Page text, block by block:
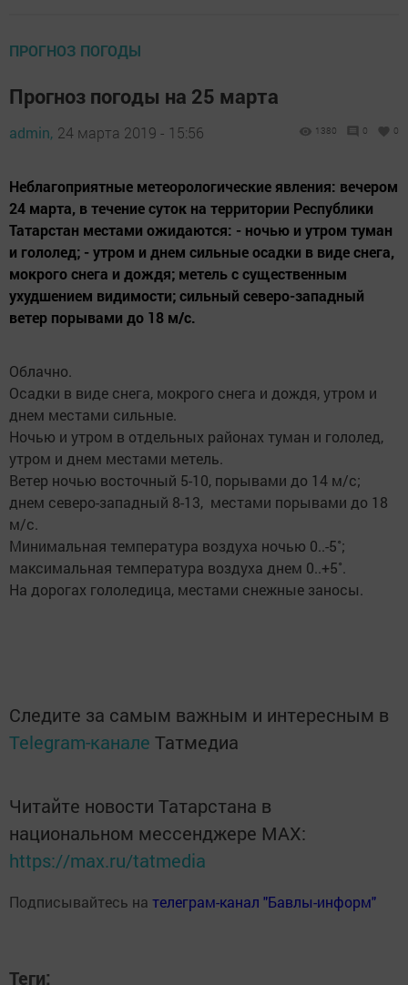
ПРОГНОЗ ПОГОДЫ
Прогноз погоды на 25 марта
admin, 24 марта 2019 - 15:56 1380 0 0
Неблагоприятные метеорологические явления: вечером
24 марта, в течение суток на территории Республики
Татарстан местами ожидаются: - ночью и утром туман
и гололед; - утром и днем сильные осадки в виде снега,
мокрого снега и дождя; метель с существенным
ухудшением видимости; сильный северо-западный
ветер порывами до 18 м/с.
Облачно.
Осадки в виде снега, мокрого снега и дождя, утром и
днем местами сильные.
Ночью и утром в отдельных районах туман и гололед,
утром и днем местами метель.
Ветер ночью восточный 5-10, порывами до 14 м/с;
днем северо-западный 8-13, местами порывами до 18
м/с.
Минимальная температура воздуха ночью 0..-5˚;
максимальная температура воздуха днем 0..+5˚.
На дорогах гололедица, местами снежные заносы.
Следите за самым важным и интересным в
Telegram-канале Татмедиа
Читайте новости Татарстана в
национальном мессенджере MАХ:
https://max.ru/tatmedia
Подписывайтесь на телеграм-канал "Бавлы-информ"
Теги: